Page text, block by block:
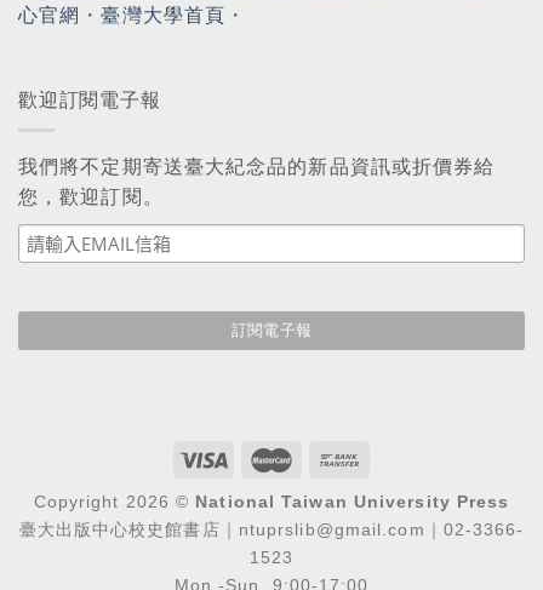
心官網 ・臺灣大學首頁 ・
歡迎訂閱電子報
我們將不定期寄送臺大紀念品的新品資訊或折價券給
您，歡迎訂閱。
Copyright 2026 © National Taiwan University Press
臺大出版中心校史館書店｜ntuprslib@gmail.com｜02-3366-
1523
Mon.-Sun. 9:00-17:00